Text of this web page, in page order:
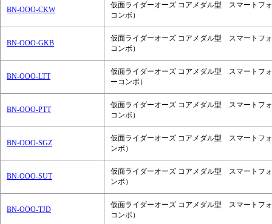
BN-OOO-CKW
仮面ライダーオーズ コアメダル型 スマートフ
コンボ）
BN-OOO-GKB
仮面ライダーオーズ コアメダル型 スマートフ
コンボ）
BN-OOO-LTT
仮面ライダーオーズ コアメダル型 スマートフ
ーコンボ）
BN-OOO-PTT
仮面ライダーオーズ コアメダル型 スマートフ
コンボ）
BN-OOO-SGZ
仮面ライダーオーズ コアメダル型 スマートフ
ンボ）
BN-OOO-SUT
仮面ライダーオーズ コアメダル型 スマートフ
ンボ）
BN-OOO-TJD
仮面ライダーオーズ コアメダル型 スマートフ
コンボ）